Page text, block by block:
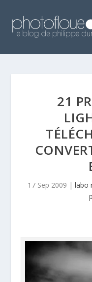
21
17 Sep 2009 | labo